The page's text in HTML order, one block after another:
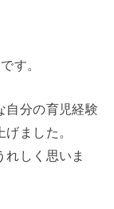
す。
自分の育児経験
ました。
れしく思いま